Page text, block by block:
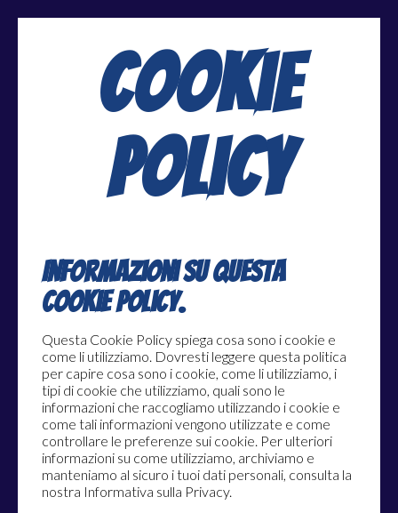
Cookie
Policy
Informazioni su questa
Cookie Policy.
Questa Cookie Policy spiega cosa sono i cookie e
come li utilizziamo. Dovresti leggere questa politica
per capire cosa sono i cookie, come li utilizziamo, i
tipi di cookie che utilizziamo, quali sono le
informazioni che raccogliamo utilizzando i cookie e
come tali informazioni vengono utilizzate e come
controllare le preferenze sui cookie. Per ulteriori
informazioni su come utilizziamo, archiviamo e
manteniamo al sicuro i tuoi dati personali, consulta la
nostra Informativa sulla Privacy.